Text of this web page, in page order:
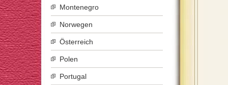
Montenegro
Norwegen
Österreich
Polen
Portugal